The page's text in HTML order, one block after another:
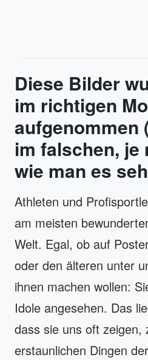
Diese Bilder
im richtigen
aufgenommen
im falschen, je
wie man es
Athleten und
am meisten
Welt. Egal, ob auf
oder den älteren unter
ihnen machen wollen:
Idole angesehen. Das
dass sie uns oft zeigen,
erstaunlichen Dingen